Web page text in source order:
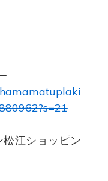
江ショッピン